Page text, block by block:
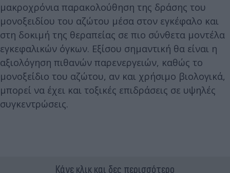
μακροχρόνια παρακολούθηση της δράσης του
μονοξειδίου του αζώτου μέσα στον εγκέφαλο και
στη δοκιμή της θεραπείας σε πιο σύνθετα μοντέλα
εγκεφαλικών όγκων. Εξίσου σημαντική θα είναι η
αξιολόγηση πιθανών παρενεργειών, καθώς το
μονοξείδιο του αζώτου, αν και χρήσιμο βιολογικά,
μπορεί να έχει και τοξικές επιδράσεις σε υψηλές
συγκεντρώσεις.
Κάνε κλικ και δες περισσότερο